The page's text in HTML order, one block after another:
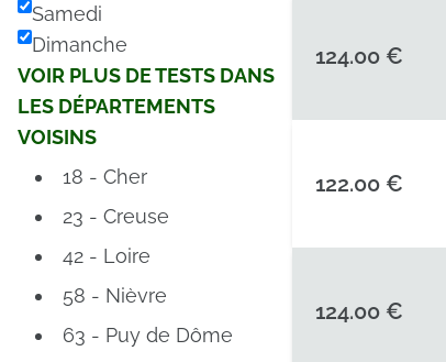
Samedi
Dimanche
VOIR PLUS DE TESTS DANS
LES DÉPARTEMENTS
VOISINS
18 - Cher
23 - Creuse
42 - Loire
58 - Nièvre
63 - Puy de Dôme
124.00 €
122.00 €
124.00 €